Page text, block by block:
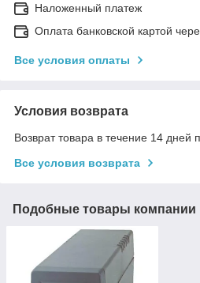
Наложенный платеж
Оплата банковской картой
Все условия оплаты
Условия возврата
Возврат товара в течение 14 дней
Все условия возврата
Подобные товары компании